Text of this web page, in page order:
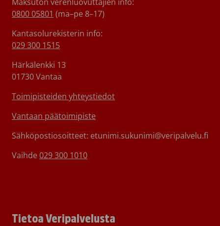
0800 05801 (ma–pe 8–17)
Kantasolurekisterin info:
029 300 1515
Härkälenkki 13
01730 Vantaa
Toimipisteiden yhteystiedot
Vantaan päätoimipiste
Sähköpostiosoitteet: etunimi.sukunimi@veripalvelu.fi
Vaihde 029 300 1010
Tietoa Veripalvelusta